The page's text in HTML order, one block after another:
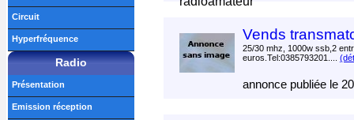
Vends
25/30 mhz, 1000w ssb,2
euros.Tel:0385793201....
annonce publiée le
Circuit
Hyperfréquence
Radio
Présentation
Emission réception